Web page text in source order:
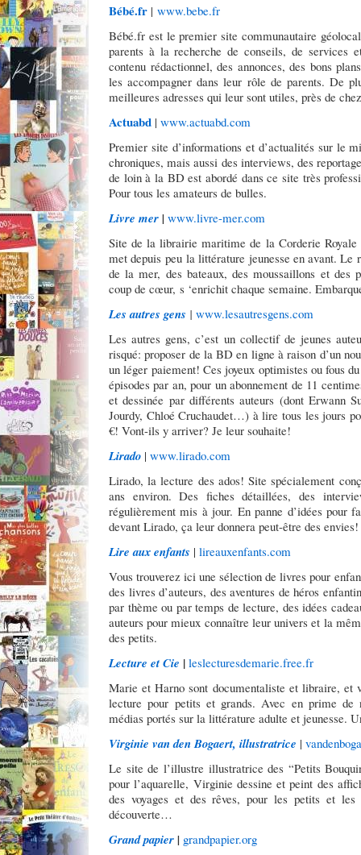
Bébé.fr | www.bebe.fr
Bébé.fr est le premier site communautaire
parents à la recherche de conseils, de services
contenu rédactionnel, des annonces, des bons
les accompagner dans leur rôle de parents. De
meilleures adresses qui leur sont utiles, près de
Actuabd | www.actuabd.com
Premier site d’informations et d’actualités sur le
chroniques, mais aussi des interviews, des
de loin à la BD est abordé dans ce site très
Pour tous les amateurs de bulles.
Livre mer| www.livre-mer.com
Site de la librairie maritime de la Corderie
met depuis peu la littérature jeunesse en avant. Le
de la mer, des bateaux, des moussaillons et des
coup de cœur, s ‘enrichit chaque semaine.
Les autres gens | www.lesautresgens.com
Les autres gens, c’est un collectif de jeunes
risqué: proposer de la BD en ligne à raison d’un
un léger paiement! Ces joyeux optimistes ou fous
épisodes par an, pour un abonnement de 11
et dessinée par différents auteurs (dont Erwann
Jourdy, Chloé Cruchaudet…) à lire tous les jours
€! Vont-ils y arriver? Je leur souhaite!
Lirado | www.lirado.com
Lirado, la lecture des ados! Site spécialement
ans environ. Des fiches détaillées, des
régulièrement mis à jour. En panne d’idées pour
devant Lirado, ça leur donnera peut-être des envies!
Lire aux enfants | lireauxenfants.com
Vous trouverez ici une sélection de livres pour
des livres d’auteurs, des aventures de héros
par thème ou par temps de lecture, des idées
auteurs pour mieux connaître leur univers et la
des petits.
Lecture et Cie | leslecturesdemarie.free.fr
Marie et Harno sont documentaliste et libraire, et
lecture pour petits et grands. Avec en prime de
médias portés sur la littérature adulte et jeunesse.
Virginie van den Bogaert, illustratrice |
Le site de l’illustre illustratrice des “Petits
pour l’aquarelle, Virginie dessine et peint des
des voyages et des rêves, pour les petits et
découverte…
Grand papier| grandpapier.org